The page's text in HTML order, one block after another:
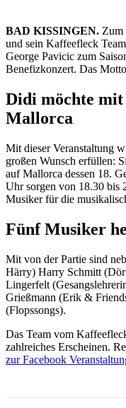
BAD KISSINGEN. Zum
und sein Kaffeefleck
George Pavicic zum
Benefizkonzert. Das
Didi möchte mit
Mallorca
Mit dieser Veranstaltung
großen Wunsch erfüllen:
auf Mallorca dessen 18.
Uhr sorgen von 18.30 bis
Musiker für die
Fünf Musiker
Mit von der Partie sind
Härry) Harry Schmitt
Lingerfelt
Grießmann (Erik &
(Flopssongs).
Das Team vom
zahlreiches Erscheinen.
zur Facebook